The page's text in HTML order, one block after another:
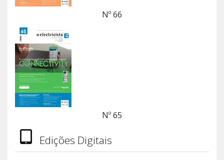
Nº 66
Nº 65
Edições Digitais